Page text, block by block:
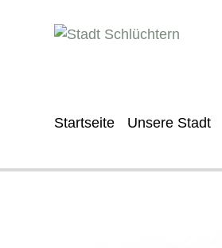
Startseite Unsere Stadt